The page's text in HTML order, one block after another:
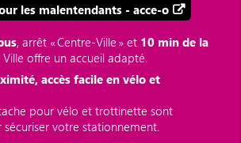
les malentendants - acce-o
, arrêt « Centre‑Ville » et 10 min de la
Ville offre un accueil adapté.
accès facile en vélo et
pour vélo et trottinette sont
votre stationnement.